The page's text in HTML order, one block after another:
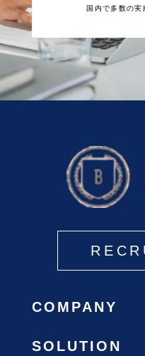
国内で多数の実
COMPANY
SOLUTION